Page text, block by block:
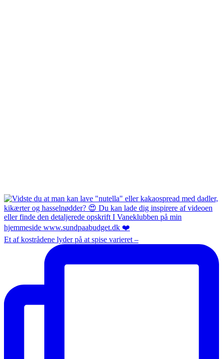
Et af kostrådene lyder på at spise varieret –